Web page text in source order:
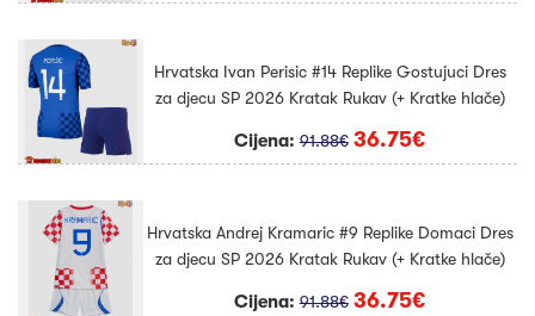
Hrvatska Ivan Perisic #14 Replike Gostujuci Dres
za djecu SP 2026 Kratak Rukav (+ Kratke hlače)
Cijena:91.88€ 36.75€
Hrvatska Andrej Kramaric #9 Replike Domaci Dres
za djecu SP 2026 Kratak Rukav (+ Kratke hlače)
Cijena:91.88€ 36.75€